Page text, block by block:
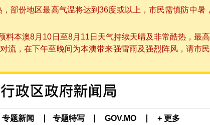
部份地区最高气温将达到36度或以上，市民需慎防中
本澳8月10日至8月11日天气持续天晴及非常酷热，最
流，在下午至晚间为本澳带来强雷雨及强烈阵风，请市
专题新闻 专题特写 GOV.MO + 更多